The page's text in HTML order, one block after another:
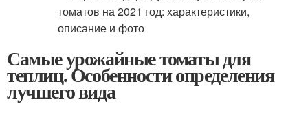
Самые урожайные томаты для
теплиц. Особенности определения
лучшего вида